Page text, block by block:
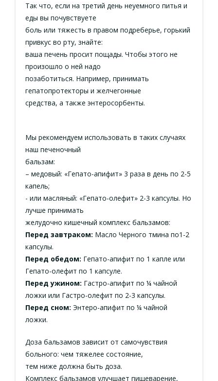
Так что, если на третий день неуемного питья и
еды вы почувствуете
боль или тяжесть в правом подреберье, горький
привкус во рту, знайте:
ваша печень просит пощады. Чтобы этого не
произошло о ней надо
позаботиться. Например, принимать
гепатопротекторы и желчегонные
средства, а также энтеросорбенты.
Мы рекомендуем использовать в таких случаях
наш печеночный
бальзам:
– медовый: «Гепато-апифит» 3 раза в день по 2-5
капель;
- или масляный: «Гепато-олефит» 2-3 капсулы. Но
лучше принимать
желудочно кишечный комплекс бальзамов:
Перед завтраком: Масло Черного тмина по1-2
капсулы.
Перед обедом: Гепато-апифит по 1 капле или
Гепато-олефит по 1 капсуле.
Перед ужином: Гастро-апифит по ¼ чайной
ложки или Гастро-олефит по 2-3 капсулы.
Перед сном: Энтеро-апифит по ¼ чайной
ложки.
Доза бальзамов зависит от самочувствия
больного: чем тяжелее состояние,
тем ниже должна быть доза.
Комплекс бальзамов улучшает пищеварение,